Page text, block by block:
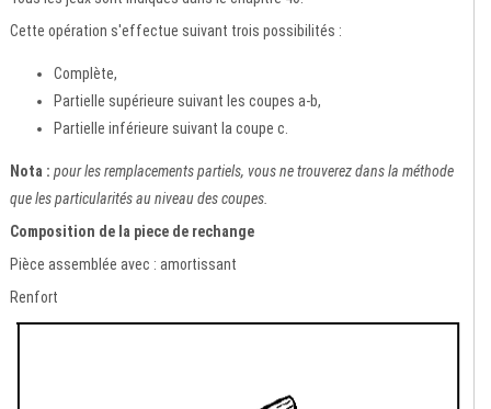
Cette opération s'effectue suivant trois possibilités :
Complète,
Partielle supérieure suivant les coupes a-b,
Partielle inférieure suivant la coupe c.
Nota : pour les remplacements partiels, vous ne trouverez dans la méthode
que les particularités au niveau des coupes.
Composition de la piece de rechange
Pièce assemblée avec : amortissant
Renfort